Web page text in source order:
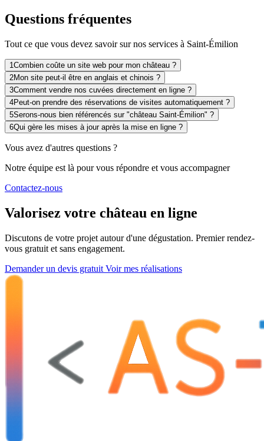
Questions fréquentes
Tout ce que vous devez savoir sur nos services à Saint-Émilion
1Combien coûte un site web pour mon château ?
2Mon site peut-il être en anglais et chinois ?
3Comment vendre nos cuvées directement en ligne ?
4Peut-on prendre des réservations de visites automatiquement ?
5Serons-nous bien référencés sur "château Saint-Émilion" ?
6Qui gère les mises à jour après la mise en ligne ?
Vous avez d'autres questions ?
Notre équipe est là pour vous répondre et vous accompagner
Contactez-nous
Valorisez votre château en ligne
Discutons de votre projet autour d'une dégustation. Premier rendez-
vous gratuit et sans engagement.
Demander un devis gratuit Voir mes réalisations